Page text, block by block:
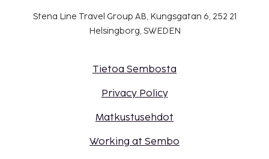
Stena Line Travel Group AB, Kungsgatan 6, 252 21
Helsingborg, SWEDEN
Tietoa Sembosta
Privacy Policy
Matkustusehdot
Working at Sembo